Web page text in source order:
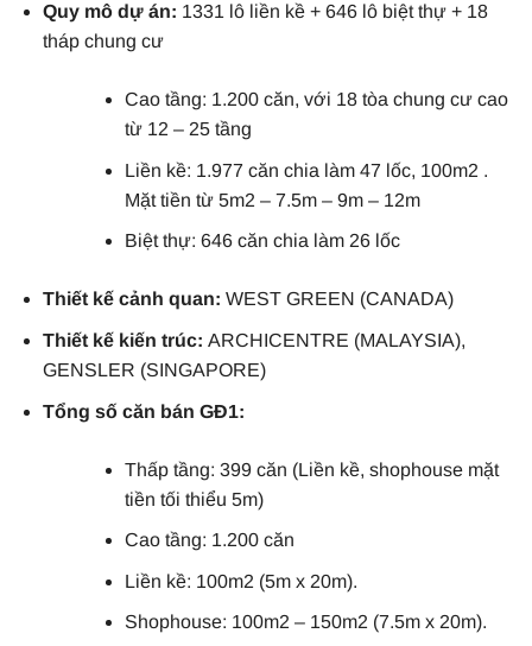
Quy mô dự án: 1331 lô liền kề + 646 lô biệt thự + 18
tháp chung cư
Cao tầng: 1.200 căn, với 18 tòa chung cư cao
từ 12 – 25 tầng
Liền kề: 1.977 căn chia làm 47 lốc, 100m2 .
Mặt tiền từ 5m2 – 7.5m – 9m – 12m
Biệt thự: 646 căn chia làm 26 lốc
Thiết kế cảnh quan: WEST GREEN (CANADA)
Thiết kế kiến trúc: ARCHICENTRE (MALAYSIA),
GENSLER (SINGAPORE)
Tổng số căn bán GĐ1:
Thấp tầng: 399 căn (Liền kề, shophouse mặt
tiền tối thiểu 5m)
Cao tầng: 1.200 căn
Liền kề: 100m2 (5m x 20m).
Shophouse: 100m2 – 150m2 (7.5m x 20m).